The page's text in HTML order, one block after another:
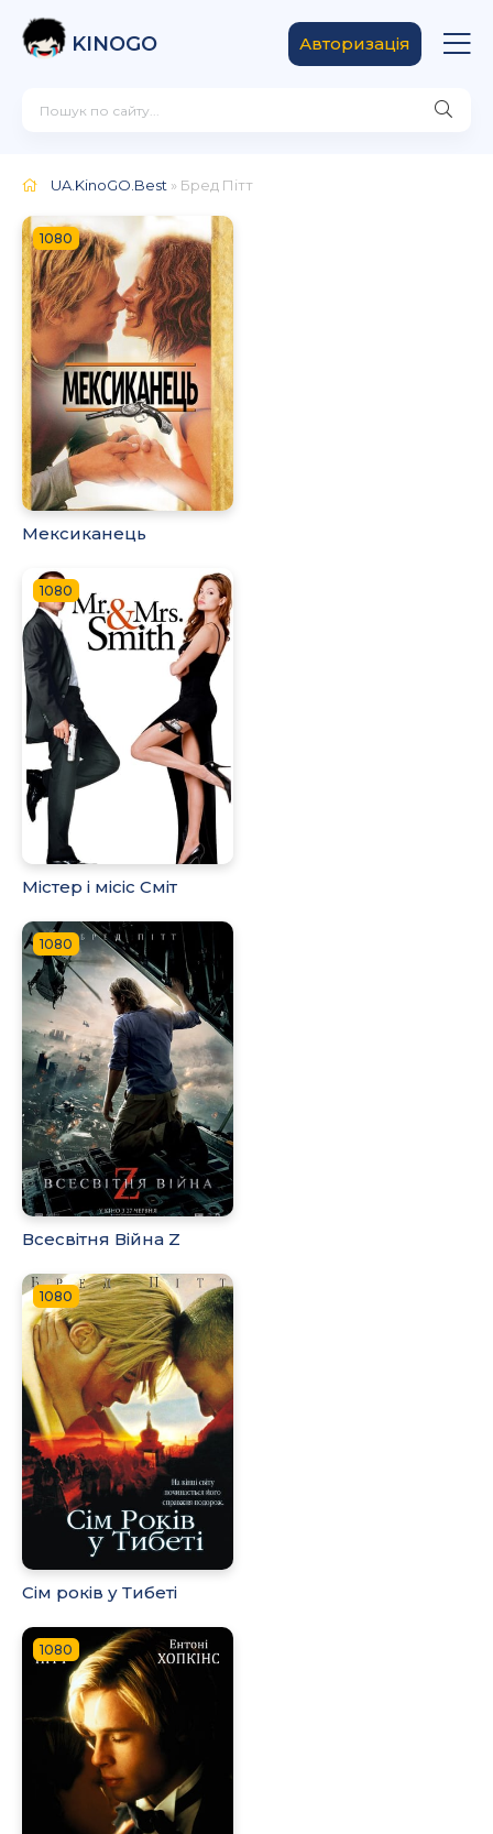
KINOGO Авторизація
UA.KinoGO.Best » Бред Пітт
1080
Мексиканець
1080
Містер і місіс Сміт
1080
Всесвітня Війна Z
1080
Сім років у Тибеті
1080